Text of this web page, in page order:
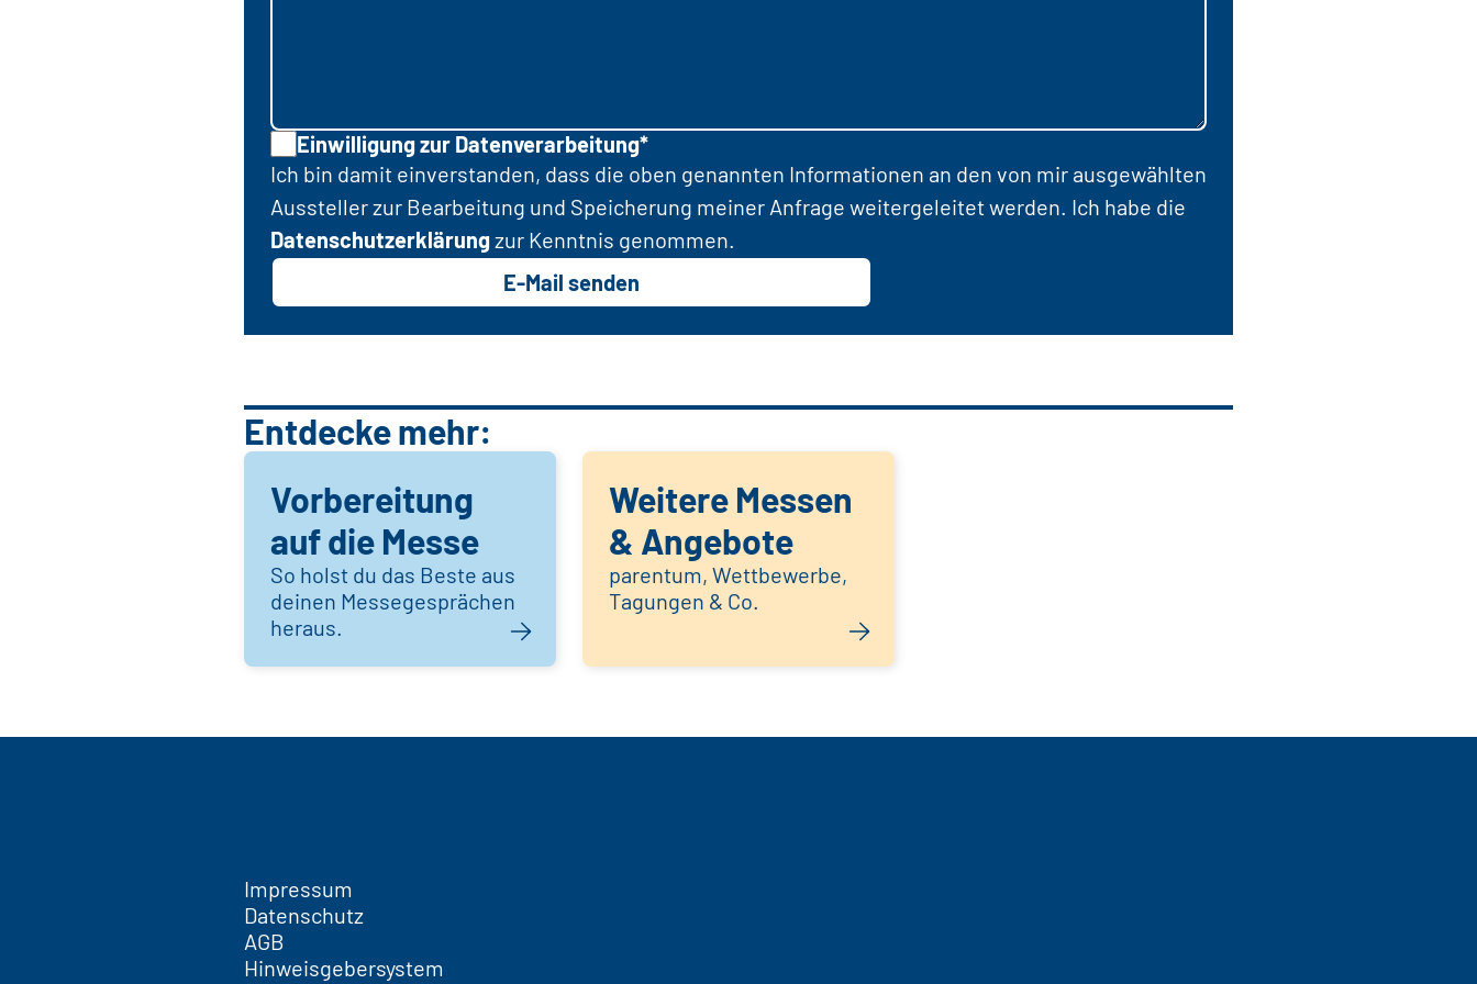
Einwilligung zur Datenverarbeitung*
Ich bin damit einverstanden, dass die oben genannten Informationen an den von mir ausgewählten
Aussteller zur Bearbeitung und Speicherung meiner Anfrage weitergeleitet werden. Ich habe die
Datenschutzerklärungzur Kenntnis genommen.
E-Mail senden
Entdecke mehr:
Vorbereitung
auf die Messe
So holst du das Beste aus
deinen Messegesprächen
heraus.
Weitere Messen
& Angebote
parentum, Wettbewerbe,
Tagungen & Co.
Impressum
Datenschutz
AGB
Hinweisgebersystem